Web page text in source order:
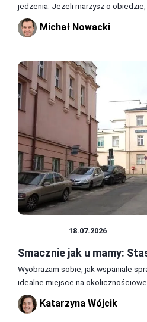
jedzenia. Jeżeli marzysz o obiedzie,
Michał Nowacki
18.07.2026
Smacznie jak u mamy:
Wyobrażam sobie, jak wspaniale
idealne miejsce na okolicznościowe
Katarzyna Wójcik